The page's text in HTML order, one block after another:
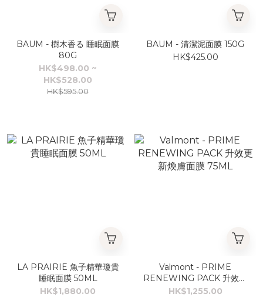
BAUM - 樹木香る 睡眠面膜
80G
HK$498.00 ~
HK$528.00
HK$595.00
BAUM - 清潔泥面膜 150G
HK$425.00
LA PRAIRIE 魚子精華瓊貴
睡眠面膜 50ML
HK$1,880.00
Valmont - PRIME
RENEWING PACK 升效更
新煥膚面膜 75ML
HK$1,255.00